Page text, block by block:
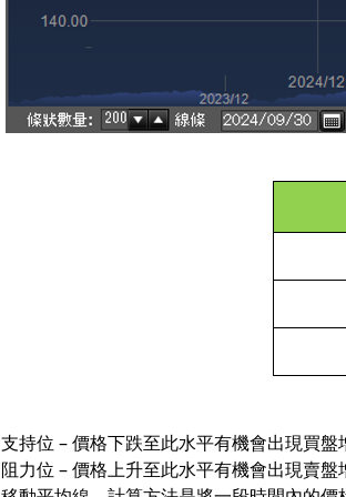
支持位 – 價格下跌至此水平有機會出現買
阻力位 – 價格上升至此水平有機會出現賣